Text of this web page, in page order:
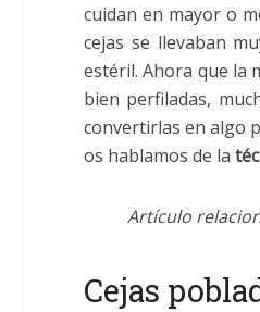
cuidan en mayor o
cejas se llevaban
estéril. Ahora que la
bien perfiladas,
convertirlas en algo
os hablamos de la
Artículo
Cejas